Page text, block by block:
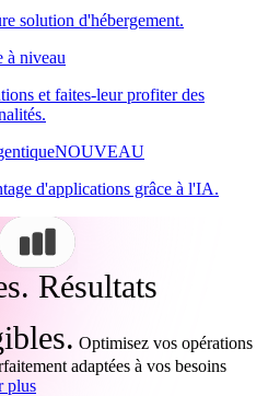
solution d'hébergement.
à niveau
et faites-leur profiter des
NOUVEAU
d'applications grâce à l'IA.
Résultats
Optimisez vos opérations
adaptées à vos besoins
plus